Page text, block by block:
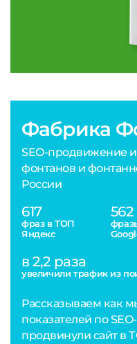
Фабрика
SEO-продвижение
фонтанов и
России
617
фраз в ТОП
Яндекс
562
в 2,2 раза
увеличили трафик из
Рассказываем как
показателей по
продвинули сайт в